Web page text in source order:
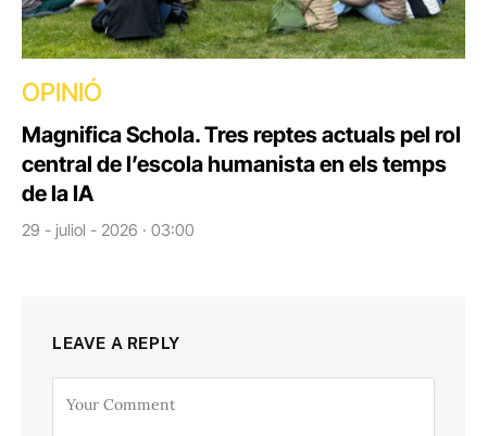
OPINIÓ
Magnifica Schola. Tres reptes actuals pel rol
central de l’escola humanista en els temps
de la IA
29 - juliol - 2026 · 03:00
LEAVE A REPLY